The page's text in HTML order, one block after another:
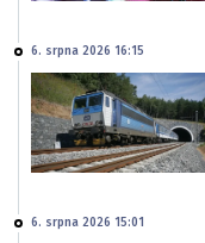
6. srpna 2026 16:15
6. srpna 2026 15:01